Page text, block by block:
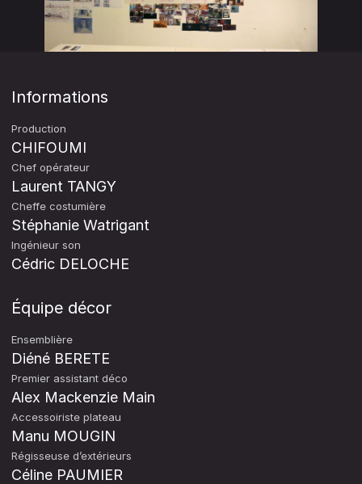
Informations
Production
CHIFOUMI
Chef opérateur
Laurent TANGY
Cheffe costumière
Stéphanie Watrigant
Ingénieur son
Cédric DELOCHE
Équipe décor
Ensemblière
Diéné BERETE
Premier assistant déco
Alex Mackenzie Main
Accessoiriste plateau
Manu MOUGIN
Régisseuse d’extérieurs
Céline PAUMIER